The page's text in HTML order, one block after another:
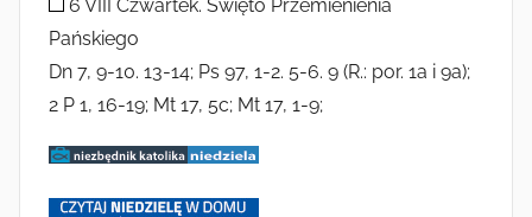
6 VIII Czwartek. Święto Przemienienia
Pańskiego
Dn 7, 9-10. 13-14; Ps 97, 1-2. 5-6. 9 (R.: por. 1a i 9a);
2 P 1, 16-19; Mt 17, 5c; Mt 17, 1-9;